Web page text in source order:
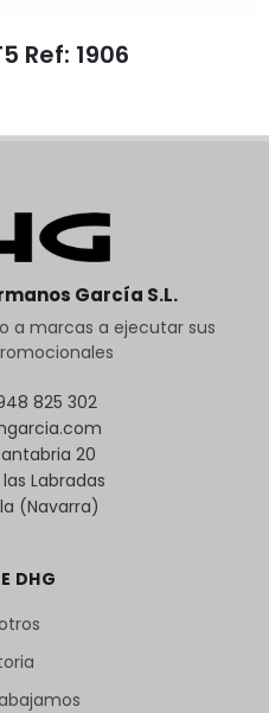
Ref: 1906
García S.L.
a marcas a ejecutar sus
825 302
20
Labradas
(Navarra)
DHG